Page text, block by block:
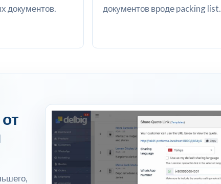
документов.
документов вроде packing list.